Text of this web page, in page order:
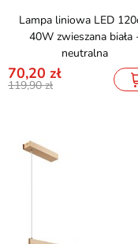
Lampa liniowa LED 120cm
40W zwieszana biała
neutralna
70,20
119,90